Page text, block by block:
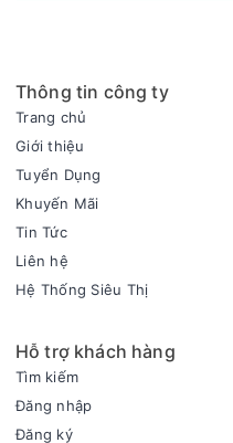
Điều khiển từ xa qua ứng
Điều hòa Panasonic Inverter
kết nối với ứng dụng
dùng điều khiển thiết bị từ
minh hoặc máy tính bảng.
bật tắt máy, điều chỉnh
hoạt động một cách linh
nối này cũng cho phép
khác nhau trên cùng một
Thông tin công ty
Trang chủ
Giới thiệu
Tuyển Dụng
Khuyến Mãi
Tin Tức
Liên hệ
Hệ Thống Siêu Thị
Hỗ trợ khách hàng
Tìm kiếm
Đăng nhập
Đăng ký